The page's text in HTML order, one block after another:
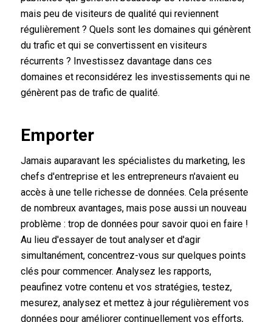
mais peu de visiteurs de qualité qui reviennent
régulièrement ? Quels sont les domaines qui génèrent
du trafic et qui se convertissent en visiteurs
récurrents ? Investissez davantage dans ces
domaines et reconsidérez les investissements qui ne
génèrent pas de trafic de qualité.
Emporter
Jamais auparavant les spécialistes du marketing, les
chefs d'entreprise et les entrepreneurs n'avaient eu
accès à une telle richesse de données. Cela présente
de nombreux avantages, mais pose aussi un nouveau
problème : trop de données pour savoir quoi en faire !
Au lieu d'essayer de tout analyser et d'agir
simultanément, concentrez-vous sur quelques points
clés pour commencer. Analysez les rapports,
peaufinez votre contenu et vos stratégies, testez,
mesurez, analysez et mettez à jour régulièrement vos
données pour améliorer continuellement vos efforts,